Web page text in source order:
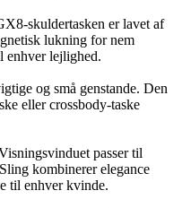
skuldertasken er lavet af
lukning for nem
enhver lejlighed.
og små genstande. Den
eller crossbody-taske
passer til
kombinerer elegance
til enhver kvinde.